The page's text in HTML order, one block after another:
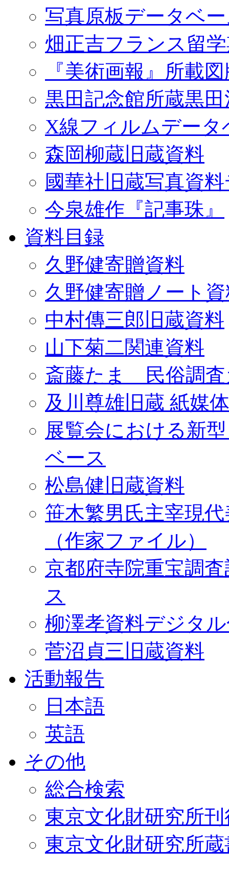
写真原板データベ
畑正吉フランス留
『美術画報』所載
黒田記念館所蔵黒
X線フィルムデータ
森岡柳蔵旧蔵資料
國華社旧蔵写真資
今泉雄作『記事珠』
資料目録
久野健寄贈資料
久野健寄贈ノート
中村傳三郎旧蔵資料
山下菊二関連資料
斎藤たま 民俗調査
及川尊雄旧蔵 紙媒
展覧会における新
ベース
松島健旧蔵資料
笹木繁男氏主宰現
（作家ファイル）
京都府寺院重宝調
ス
柳澤孝資料デジタ
菅沼貞三旧蔵資料
活動報告
日本語
英語
その他
総合検索
東京文化財研究所
東京文化財研究所